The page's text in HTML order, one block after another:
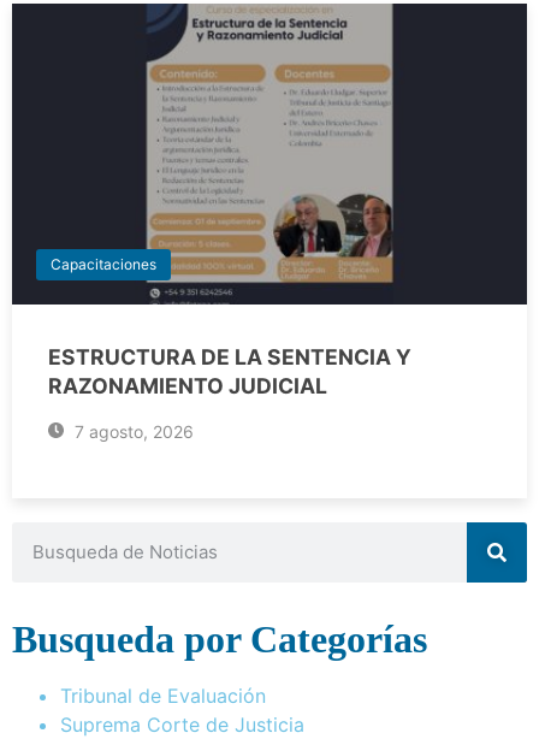
Capacitaciones
ESTRUCTURA DE LA SENTENCIA Y
RAZONAMIENTO JUDICIAL
7 agosto, 2026
Busqueda por Categorías
Tribunal de Evaluación
Suprema Corte de Justicia